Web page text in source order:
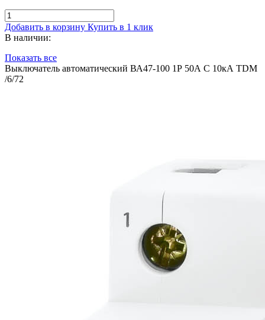
Добавить в корзину Купить в 1 клик
В наличии:
Показать все
Выключатель автоматический ВА47-100 1Р 50А C 10кА TDM
/6/72